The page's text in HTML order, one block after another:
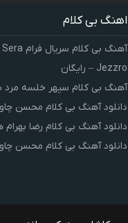
اهنگ بی کلام
Jezzro – رایگان
آهنگ بی کلام سپهر خلسه مرد
دانلود آهنگ بی کلام محسن
دانلود آهنگ بی کلام رضا
دانلود آهنگ بی کلام محسن